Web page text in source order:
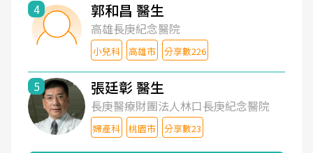
4 郭和昌 醫生
高雄長庚紀念醫院
小兒科 高雄市 分享數226
5 張廷彰 醫生
長庚醫療財團法人林口長庚紀念醫院
婦產科 桃園市 分享數23